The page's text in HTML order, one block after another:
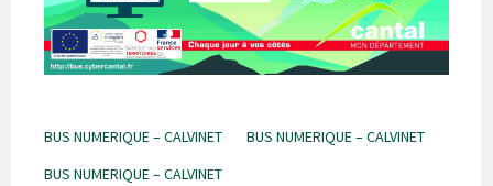
BUS NUMERIQUE – CALVINET
BUS NUMERIQUE – CALVINET
BUS NUMERIQUE – CALVINET